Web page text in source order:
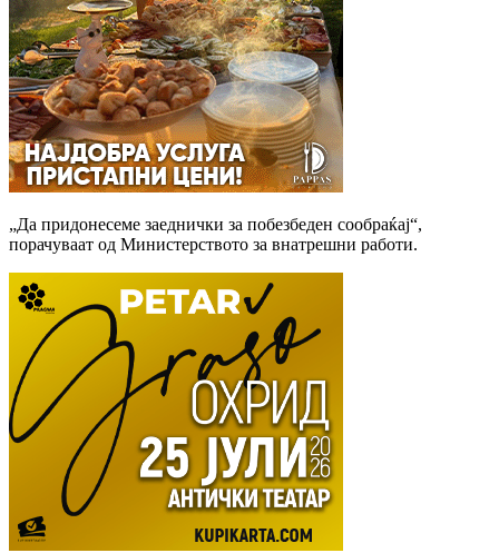
„Да придонесеме заеднички за побезбеден сообраќај“,
порачуваат од Министерството за внатрешни работи.